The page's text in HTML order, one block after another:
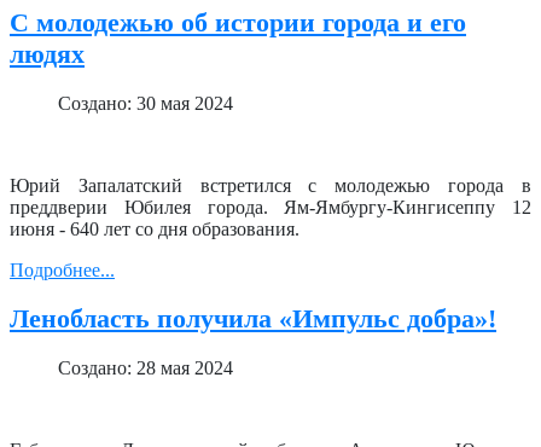
С молодежью об истории города и его
людях
Создано: 30 мая 2024
Юрий Запалатский встретился с молодежью города в
преддверии Юбилея города. Ям-Ямбургу-Кингисеппу 12
июня - 640 лет со дня образования.
Подробнее...
Ленобласть получила «Импульс добра»!
Создано: 28 мая 2024